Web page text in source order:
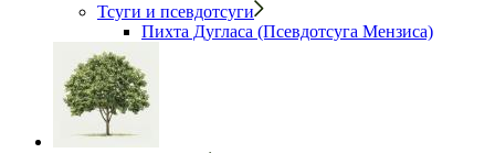
Тсуги и псевдотсуги
Пихта Дугласа (Псевдотсуга Мензиса)